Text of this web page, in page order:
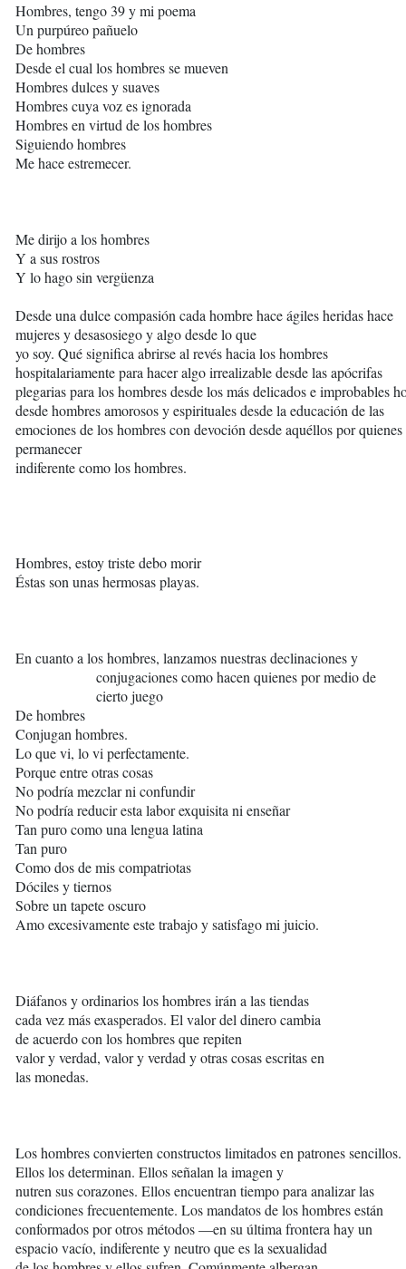
Hombres, tengo 39 y mi poema
Un purpúreo pañuelo
De hombres
Desde el cual los hombres se mueven
Hombres dulces y suaves
Hombres cuya voz es ignorada
Hombres en virtud de los hombres
Siguiendo hombres
Me hace estremecer.
Me dirijo a los hombres
Y a sus rostros
Y lo hago sin vergüenza
Desde una dulce compasión cada hombre hace ágiles heridas hace
mujeres y desasosiego y algo desde lo que
yo soy. Qué significa abrirse al revés hacia los hombres
hospitalariamente para hacer algo irrealizable desde las apócrifas
plegarias para los hombres desde los más delicados e improbables
desde hombres amorosos y espirituales desde la educación de las
emociones de los hombres con devoción desde aquéllos por
permanecer
indiferente como los hombres.
Hombres, estoy triste debo morir
Éstas son unas hermosas playas.
En cuanto a los hombres, lanzamos nuestras declinaciones y
conjugaciones como hacen quienes por medio de
cierto juego
De hombres
Conjugan hombres.
Lo que vi, lo vi perfectamente.
Porque entre otras cosas
No podría mezclar ni confundir
No podría reducir esta labor exquisita ni enseñar
Tan puro como una lengua latina
Tan puro
Como dos de mis compatriotas
Dóciles y tiernos
Sobre un tapete oscuro
Amo excesivamente este trabajo y satisfago mi juicio.
Diáfanos y ordinarios los hombres irán a las tiendas
cada vez más exasperados. El valor del dinero cambia
de acuerdo con los hombres que repiten
valor y verdad, valor y verdad y otras cosas escritas en
las monedas.
Los hombres convierten constructos limitados en patrones sencillos.
Ellos los determinan. Ellos señalan la imagen y
nutren sus corazones. Ellos encuentran tiempo para analizar las
condiciones frecuentemente. Los mandatos de los hombres están
conformados por otros métodos —en su última frontera hay un
espacio vacío, indiferente y neutro que es la sexualidad